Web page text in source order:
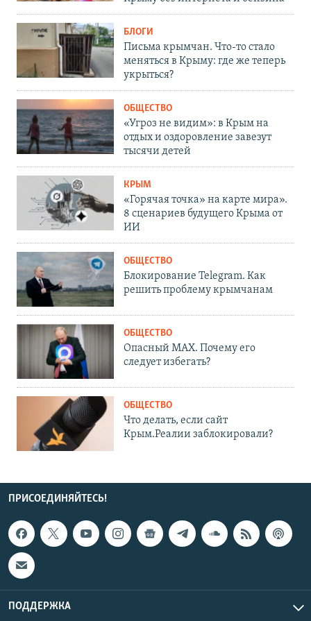
БЛОГИ
Письма крымчан. Что-то стало
меняться в Крыму: где же теперь
укрыться?
ОБЩЕСТВО
«Угроз не видим»: в Крым на
отдых и оздоровление завезут
тысячи детей
КРЫМ
«Горячая точка» на карте мира».
8 сценариев будущего Крыма от
ИИ
ОБЩЕСТВО
Блокирование Telegram. Как
решить проблему крымчанам
ОБЩЕСТВО
Опасный MAX. Почему его
следует избегать?
ОБЩЕСТВО
Что делать, если сайт
Крым.Реалии заблокировали?
ПРИСОЕДИНЯЙТЕСЬ!
ПОДДЕРЖКА